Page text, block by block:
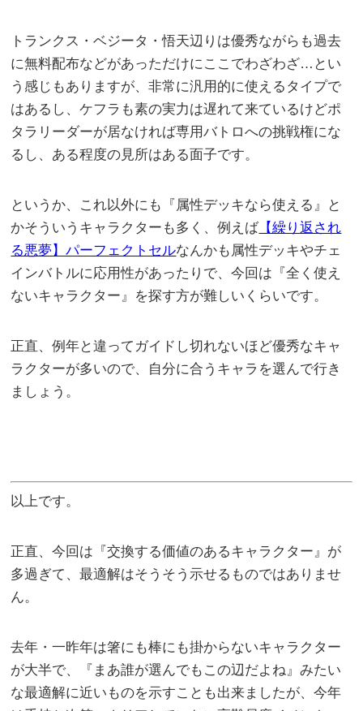
トランクス・ベジータ・悟天辺りは優秀ながらも過去
に無料配布などがあっただけにここでわざわざ…とい
う感じもありますが、非常に汎用的に使えるタイプで
はあるし、ケフラも素の実力は遅れて来ているけどポ
タラリーダーが居なければ専用バトロへの挑戦権にな
るし、ある程度の見所はある面子です。
というか、これ以外にも『属性デッキなら使える』と
かそういうキャラクターも多く、例えば【繰り返され
る悪夢】パーフェクトセルなんかも属性デッキやチェ
インバトルに応用性があったりで、今回は『全く使え
ないキャラクター』を探す方が難しいくらいです。
正直、例年と違ってガイドし切れないほど優秀なキャ
ラクターが多いので、自分に合うキャラを選んで行き
ましょう。
以上です。
正直、今回は『交換する価値のあるキャラクター』が
多過ぎて、最適解はそうそう示せるものではありませ
ん。
去年・一昨年は箸にも棒にも掛からないキャラクター
が大半で、『まあ誰が選んでもこの辺だよね』みたい
な最適解に近いものを示すことも出来ましたが、今年